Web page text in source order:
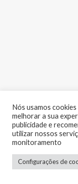
LUME EVENTOS |
Nós usamos
melhorar a sua
publicidade e
utilizar nossos
monitoramento
Configurações de